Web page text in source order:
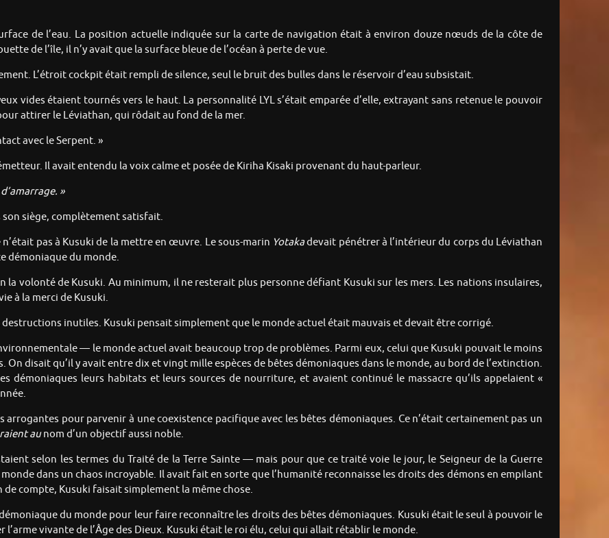
de l’eau. La position actuelle indiquée sur la carte de navigation était à environ douze nœuds de la côte de
de l’île, il n’y avait que la surface bleue de l’océan à perte de vue.
L’étroit cockpit était rempli de silence, seul le bruit des bulles dans le réservoir d’eau subsistait.
vides étaient tournés vers le haut. La personnalité LYL s’était emparée d’elle, extrayant sans retenue le pouvoir
attirer le Léviathan, qui rôdait au fond de la mer.
avec le Serpent. »
Il avait entendu la voix calme et posée de Kiriha Kisaki provenant du haut-parleur.
»
son siège, complètement satisfait.
pas à Kusuki de la mettre en œuvre. Le sous-marin Yotakadevait pénétrer à l’intérieur du corps du Léviathan
démoniaque du monde.
la volonté de Kusuki. Au minimum, il ne resterait plus personne défiant Kusuki sur les mers. Les nations insulaires,
à la merci de Kusuki.
destructions inutiles. Kusuki pensait simplement que le monde actuel était mauvais et devait être corrigé.
— le monde actuel avait beaucoup trop de problèmes. Parmi eux, celui que Kusuki pouvait le moins
disait qu’il y avait entre dix et vingt mille espèces de bêtes démoniaques dans le monde, au bord de l’extinction.
démoniaques leurs habitats et leurs sources de nourriture, et avaient continué le massacre qu’ils appelaient «
arrogantes pour parvenir à une coexistence pacifique avec les bêtes démoniaques. Ce n’était certainement pas un
aunom d’un objectif aussi noble.
selon les termes du Traité de la Terre Sainte — mais pour que ce traité voie le jour, le Seigneur de la Guerre
dans un chaos incroyable. Il avait fait en sorte que l’humanité reconnaisse les droits des démons en empilant
compte, Kusuki faisait simplement la même chose.
du monde pour leur faire reconnaître les droits des bêtes démoniaques. Kusuki était le seul à pouvoir le
vivante de l’Âge des Dieux. Kusuki était le roi élu, celui qui allait rétablir le monde.